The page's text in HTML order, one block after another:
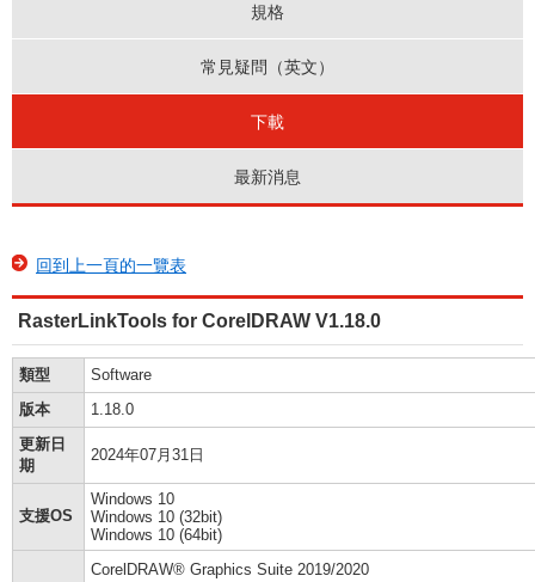
規格
常見疑問（英文）
下載
最新消息
回到上一頁的一覽表
RasterLinkTools for CorelDRAW V1.18.0
類型
Software
版本
1.18.0
更新日
期
2024年07月31日
支援OS
Windows 10
Windows 10 (32bit)
Windows 10 (64bit)
CorelDRAW® Graphics Suite 2019/2020